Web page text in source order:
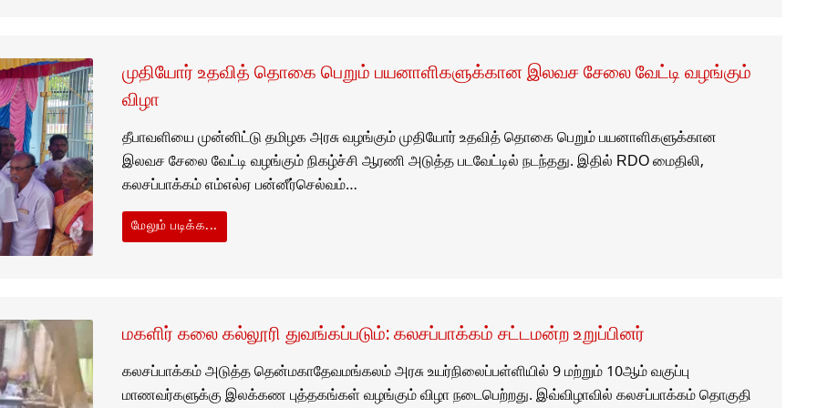
முதியோர்‌ உதவித்‌ தொகை பெறும்‌ பயனாளிகளுக்கான இலவச சேலை வேட்டி வழங்கும்‌
விழா
தீபாவளியை முன்னிட்டு தமிழக அரசு வழங்கும்‌ முதியோர்‌ உதவித்‌ தொகை பெறும்‌ பயனாளிகளுக்கான
இலவச சேலை வேட்டி வழங்கும்‌ நிகழ்ச்சி ஆரணி அடுத்த படவேட்டில்‌ நடந்தது. இதில்‌ RDO மைதிலி,
கலசப்பாக்கம்‌ எம்‌எல்‌ஏ பன்னீர்செல்வம்‌…
மேலும் படிக்க...
மகளிர் கலை கல்லூரி துவங்கப்படும்: கலசப்பாக்கம் சட்டமன்ற உறுப்பினர்
கலசப்பாக்கம் அடுத்த தென்மகாதேவமங்கலம் அரசு உயர்நிலைப்பள்ளியில் 9 மற்றும் 10ஆம் வகுப்பு
மாணவர்களுக்கு இலக்கண புத்தகங்கள் வழங்கும் விழா நடைபெற்றது. இவ்விழாவில் கலசப்பாக்கம் தொகுதி